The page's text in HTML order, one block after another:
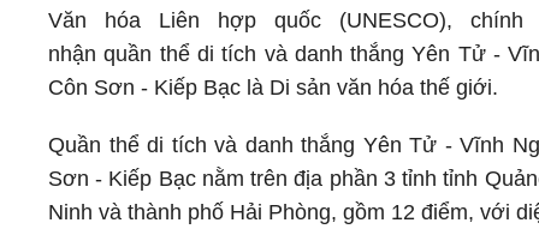
Văn hóa Liên hợp quốc (UNESCO), chính
nhận quần thể di tích và danh thắng Yên Tử -
Côn Sơn - Kiếp Bạc là Di sản văn hóa thế giới.
Quần thể di tích và danh thắng Yên Tử - Vĩnh
Sơn - Kiếp Bạc nằm trên địa phần 3 tỉnh tỉnh
Ninh và thành phố Hải Phòng, gồm 12 điểm, với